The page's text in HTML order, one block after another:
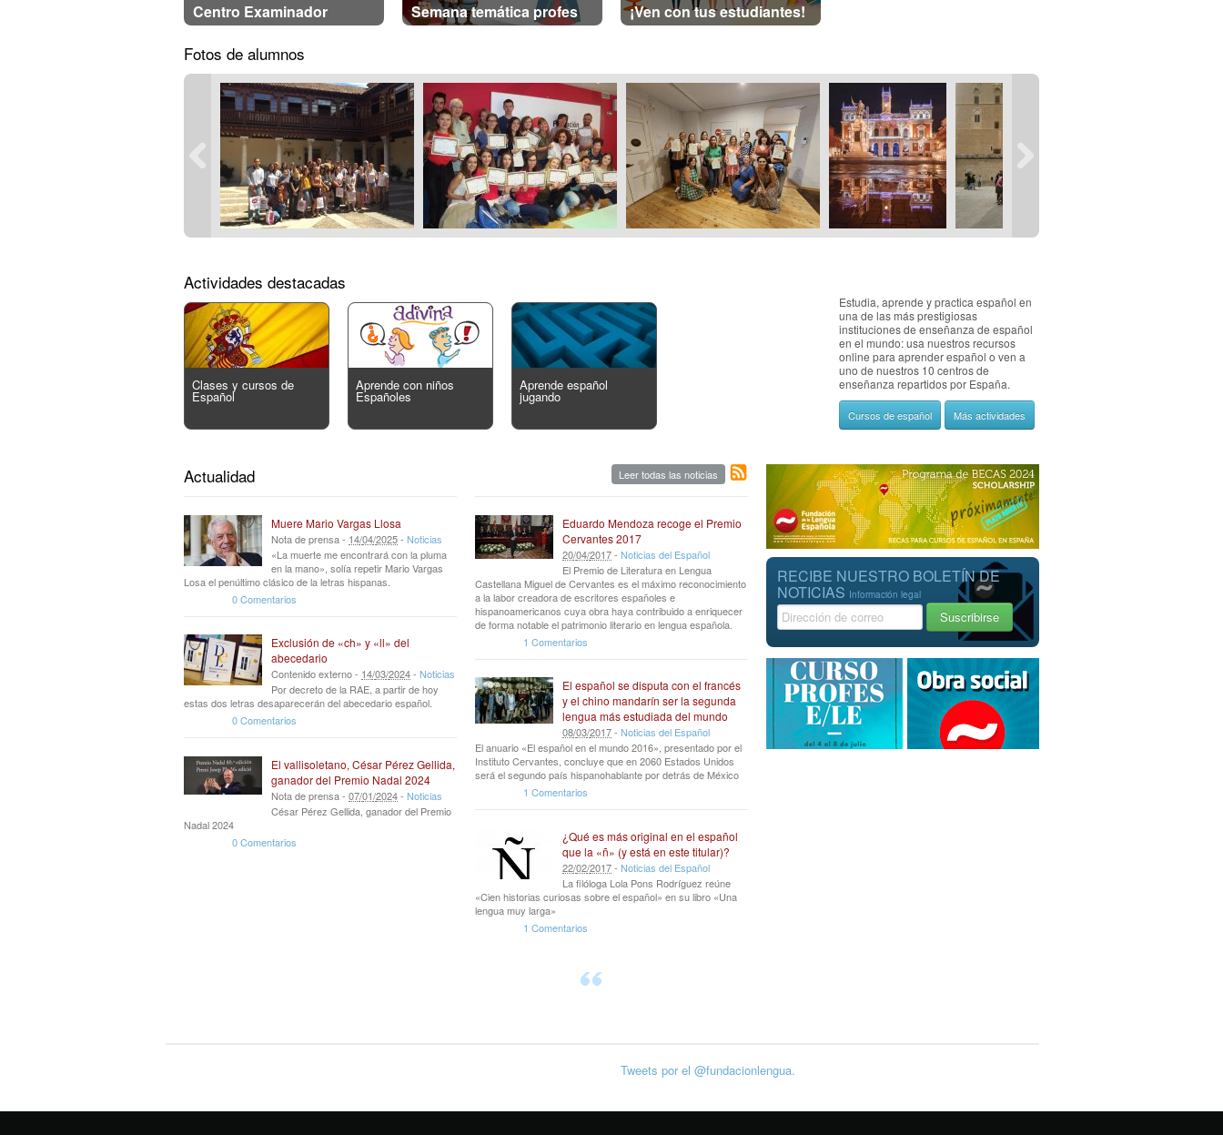
Centro Examinador Semana temática profes ¡Ven con tus estudiantes!
Fotos de alumnos
Actividades destacadas
Clases y cursos de
Español
Aprende con niños
Españoles
Aprende español
jugando
Estudia, aprende y practica español en
una de las más prestigiosas
instituciones de enseñanza de español
en el mundo: usa nuestros recursos
online para aprender español o ven a
uno de nuestros 10 centros de
enseñanza repartidos por España.
Cursos de español Más actividades
Leer todas las noticias
Actualidad
Muere Mario Vargas Llosa
Nota de prensa - 14/04/2025- Noticias
«La muerte me encontrará con la pluma
en la mano», solía repetir Mario Vargas
Losa el penúltimo clásico de la letras hispanas.
0 Comentarios
Exclusión de «ch» y «ll» del
abecedario
Contenido externo - 14/03/2024- Noticias
Por decreto de la RAE, a partir de hoy
estas dos letras desaparecerán del abecedario español.
0 Comentarios
El vallisoletano, César Pérez Gellida,
ganador del Premio Nadal 2024
Nota de prensa - 07/01/2024- Noticias
César Pérez Gellida, ganador del Premio
Nadal 2024
0 Comentarios
Eduardo Mendoza recoge el Premio
Cervantes 2017
20/04/2017- Noticias del Español
El Premio de Literatura en Lengua
Castellana Miguel de Cervantes es el máximo reconocimiento
a la labor creadora de escritores españoles e
hispanoamericanos cuya obra haya contribuido a enriquecer
de forma notable el patrimonio literario en lengua española.
1 Comentarios
El español se disputa con el francés
y el chino mandarín ser la segunda
lengua más estudiada del mundo
08/03/2017- Noticias del Español
El anuario «El español en el mundo 2016», presentado por el
Instituto Cervantes, concluye que en 2060 Estados Unidos
será el segundo país hispanohablante por detrás de México
1 Comentarios
¿Qué es más original en el español
que la «ñ» (y está en este titular)?
22/02/2017- Noticias del Español
La filóloga Lola Pons Rodríguez reúne
«Cien historias curiosas sobre el español» en su libro «Una
lengua muy larga»
1 Comentarios
RECIBE NUESTRO BOLETÍN DE
NOTICIAS Información legal
Tweets por el @fundacionlengua.